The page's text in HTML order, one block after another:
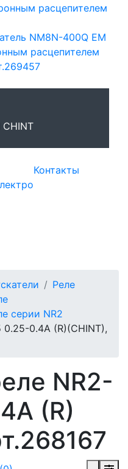
NM8N-400Q EM
расцепителем
Контакты
Реле
серии NR2
0.25-0.4A (R)(CHINT),
NR2-
(R)